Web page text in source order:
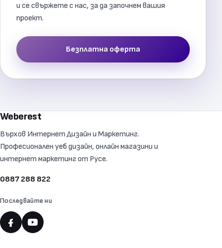
и се свържете с нас, за да започнем вашия
проект.
Безплатна оферта
Weberest
Върхов Интернет Дизайн и Маркетинг.
Професионален уеб дизайн, онлайн магазини и
интернет маркетинг от Русе.
0887 288 822
Последвайте ни